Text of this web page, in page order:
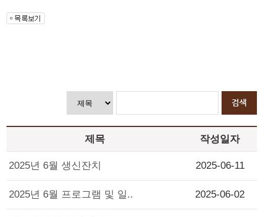
제목 작성일자
2025년 6월 생신잔치 2025-06-11
2025년 6월 프로그램 및 일.. 2025-06-02